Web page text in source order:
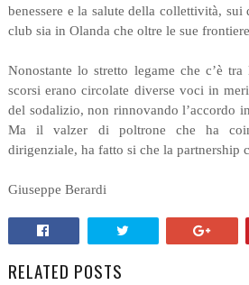
benessere e la salute della collettività, sui
club sia in Olanda che oltre le sue
Nonostante lo stretto legame che c’è
scorsi erano circolate diverse voci in
del sodalizio, non rinnovando l’accordo
Ma il valzer di poltrone che ha
dirigenziale, ha fatto si che la partnership
Giuseppe Berardi
RELATED POSTS